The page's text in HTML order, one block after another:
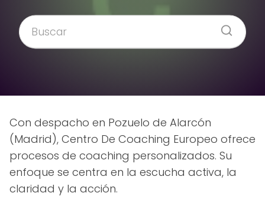
Con despacho en Pozuelo de Alarcón
(Madrid), Centro De Coaching Europeo ofrece
procesos de coaching personalizados. Su
enfoque se centra en la escucha activa, la
claridad y la acción.